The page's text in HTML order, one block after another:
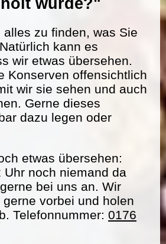
wurde?"
zu finden, was Sie
kann es
wir etwas übersehen.
Konserven offensichtlich
wir sie sehen und auch
Gerne dieses
dazu legen oder
etwas übersehen:
Uhr noch niemand da
bei uns an. Wir
vorbei und holen
Telefonnummer: 0176